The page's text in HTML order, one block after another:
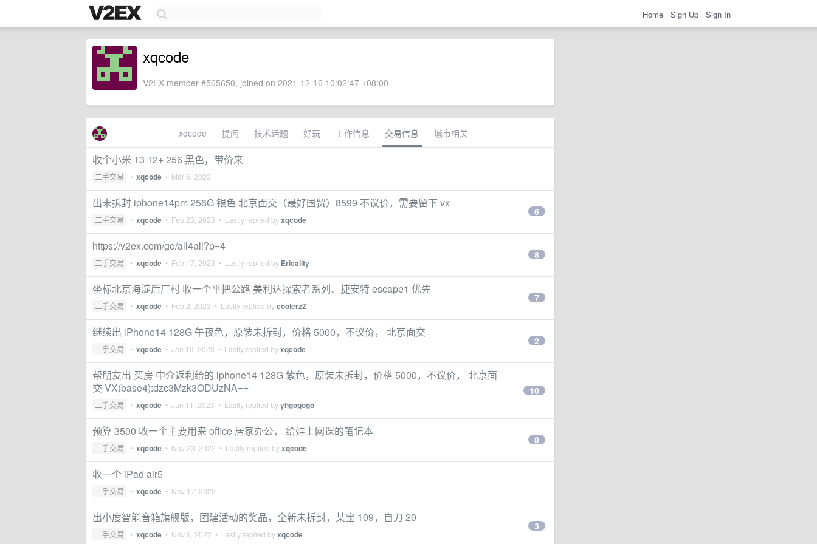
Home Sign Up Sign In
xqcode
V2EX member #565650, joined on 2021-12-16 10:02:47 +08:00
xqcode 提问 技术话题 好玩 工作信息 交易信息 城市相关
收个小米 13 12+ 256 黑色，带价来
二手交易 • xqcode • Mar 6, 2023
出未拆封 iphone14pm 256G 银色 北京面交（最好国贸）8599 不议价，需要留下 vx
二手交易 • xqcode • Feb 23, 2023 • Lastly replied byxqcode
6
https://v2ex.com/go/all4all?p=4
二手交易 • xqcode • Feb 17, 2023 • Lastly replied by Ericality
8
坐标北京海淀后厂村 收一个平把公路 美利达探索者系列、捷安特 escape1 优先
二手交易 • xqcode • Feb 2, 2023 • Lastly replied bycoolerzZ
7
继续出 iPhone14 128G 午夜色，原装未拆封，价格 5000，不议价， 北京面交
二手交易 • xqcode • Jan 19, 2023 • Lastly replied byxqcode
2
帮朋友出 买房 中介返利给的 iphone14 128G 紫色，原装未拆封，价格 5000，不议价， 北京面
交 VX(base4):dzc3Mzk3ODUzNA==
二手交易 • xqcode • Jan 11, 2023 • Lastly replied byyhgogogo
10
预算 3500 收一个主要用来 office 居家办公， 给娃上网课的笔记本
二手交易 • xqcode • Nov 23, 2022 • Lastly replied byxqcode
8
收一个 iPad air5
二手交易 • xqcode • Nov 17, 2022
出小度智能音箱旗舰版，团建活动的奖品，全新未拆封，某宝 109，自刀 20
二手交易 • xqcode • Nov 9, 2022 • Lastly replied byxqcode
3